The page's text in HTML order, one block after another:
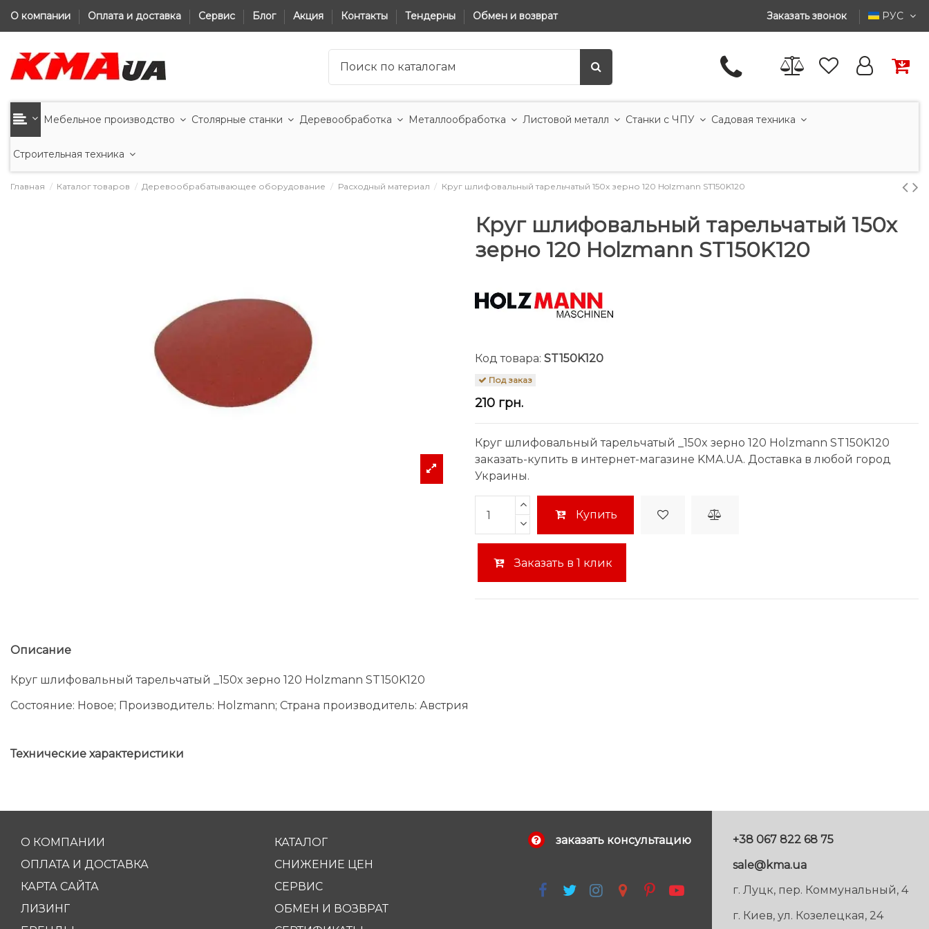
О компании Оплата и доставка Сервис Блог Акция Контакты Тендерны Обмен и возврат Заказать звонок РУС
Мебельное производство Столярные станки Деревообработка Металлообработка Листовой металл Станки с ЧПУ Садовая техника
Строительная техника
Главная Каталог товаров Деревообрабатывающее оборудование Расходный материал Круг шлифовальный тарельчатый 150x зерно 120 Holzmann ST150K120
Круг шлифовальный тарельчатый 150x
зерно 120 Holzmann ST150K120
Код товара: ST150K120
Под заказ
210 грн.
Круг шлифовальный тарельчатый _150x зерно 120 Holzmann ST150K120
заказать-купить в интернет-магазине KMA.UA. Доставка в любой город
Украины.
Купить
Заказать в 1 клик
Описание
Круг шлифовальный тарельчатый _150x зерно 120 Holzmann ST150K120
Состояние: Новое; Производитель: Holzmann; Страна производитель: Австрия
Технические характеристики
О КОМПАНИИ
ОПЛАТА И ДОСТАВКА
КАРТА САЙТА
ЛИЗИНГ
КАТАЛОГ
СНИЖЕНИЕ ЦЕН
СЕРВИС
ОБМЕН И ВОЗВРАТ
заказать консультацию
+38 067 822 68 75
sale@kma.ua
г. Луцк, пер. Коммунальный, 4
г. Киев, ул. Козелецкая, 24